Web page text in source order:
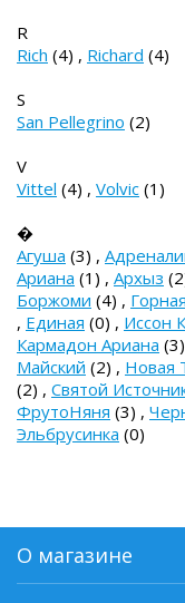
R
Rich (4) , Richard (4)
S
San Pellegrino (2)
V
Vittel (4) , Volvic (1)
�
Агуша (3) ,
Ариана (1) , Архыз
Боржоми (4) ,
, Единая (0) , Иссон
Кармадон Ариана (3)
Майский (2) , Новая
(2) , Святой
ФрутоНяня (3) ,
Эльбрусинка (0)
О магазине